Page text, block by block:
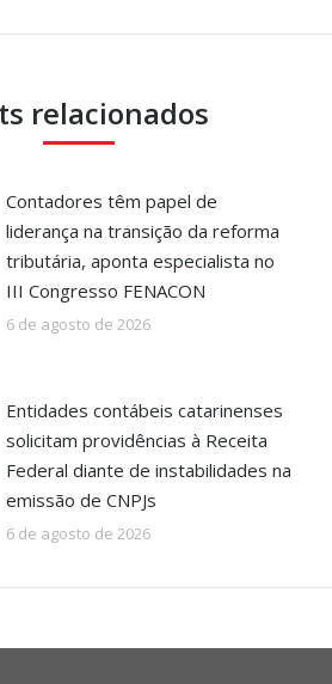
relacionados
Contadores têm papel de
liderança na transição da reforma
tributária, aponta especialista no
III Congresso FENACON
6 de agosto de 2026
Entidades contábeis catarinenses
solicitam providências à Receita
Federal diante de instabilidades na
emissão de CNPJs
6 de agosto de 2026